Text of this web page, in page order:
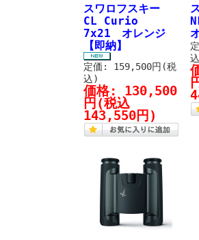
スワロフスキー
CL Curio
7x21 オレンジ
【即納】
定価: 159,500円(税
込)
価格: 130,500
円 (税込
143,550円)